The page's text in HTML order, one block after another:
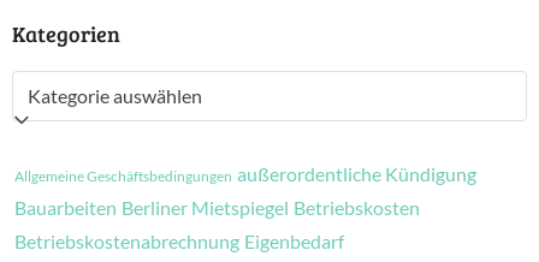
Kategorien
Kategorien
Allgemeine Geschäftsbedingungen außerordentliche Kündigung
Bauarbeiten Berliner Mietspiegel Betriebskosten
Betriebskostenabrechnung Eigenbedarf